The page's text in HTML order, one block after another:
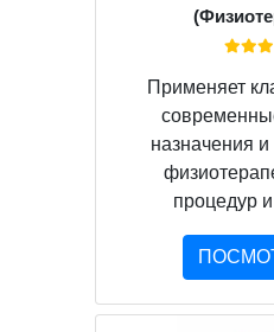
Применяет
назначения
процедур